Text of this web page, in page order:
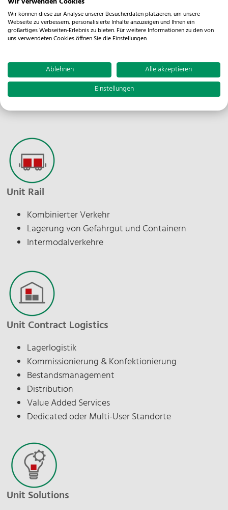
Unit Air & Ocean
Luftfracht
Zollabwicklung
Intermodalverkehre
Unit Rail
Kombinierter Verkehr
Lagerung von Gefahrgut und Containern
Intermodalverkehre
Unit Contract Logistics
Lagerlogistik
Kommissionierung & Konfektionierung
Bestandsmanagement
Distribution
Value Added Services
Dedicated oder Multi-User Standorte
Unit Solutions
Wir können diese zur Analyse unserer Besucherdaten platzieren, um unsere
Webseite zu verbessern, personalisierte Inhalte anzuzeigen und Ihnen ein
großartiges Webseiten-Erlebnis zu bieten. Für weitere Informationen zu den von
uns verwendeten Cookies öffnen Sie die Einstellungen.
Ablehnen
Alle akzeptieren
Einstellungen